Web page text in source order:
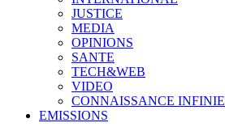
JUSTICE
MEDIA
OPINIONS
SANTE
TECH&WEB
VIDEO
CONNAISSANCE INFINIE
EMISSIONS